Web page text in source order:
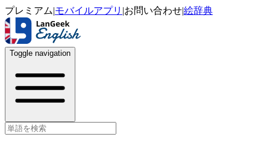
プレミアム|モバイルアプリ |お問い合わせ|絵辞典
Toggle navigation